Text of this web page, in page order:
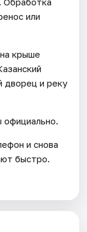
или
крыше
дворец и реку
и снова
быстро.